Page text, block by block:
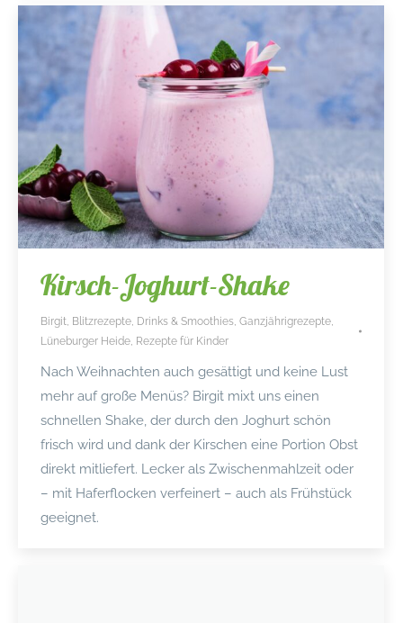
Kirsch-Joghurt-Shake
Birgit Blitzrezepte Drinks & Smoothies Ganzjährigrezepte
Lüneburger Heide Rezepte für Kinder
Nach Weihnachten auch gesättigt und keine Lust
mehr auf große Menüs? Birgit mixt uns einen
schnellen Shake, der durch den Joghurt schön
frisch wird und dank der Kirschen eine Portion Obst
direkt mitliefert. Lecker als Zwischenmahlzeit oder
– mit Haferflocken verfeinert – auch als Frühstück
geeignet.